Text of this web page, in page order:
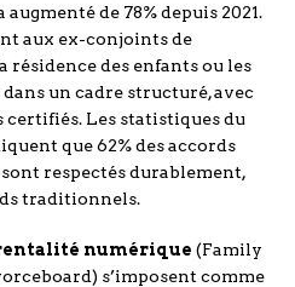
de 78% depuis 2021.
aux ex-conjoints de
résidence des enfants ou les
un cadre structuré, avec
certifiés. Les statistiques du
que 62% des accords
respectés durablement,
traditionnels.
numérique (Family
s’imposent comme